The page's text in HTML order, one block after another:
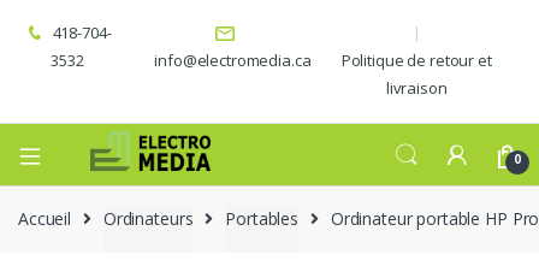
418-704-
3532
info@electromedia.ca
Politique de retour et
livraison
0
Accueil Ordinateurs Portables Ordinateur portable HP